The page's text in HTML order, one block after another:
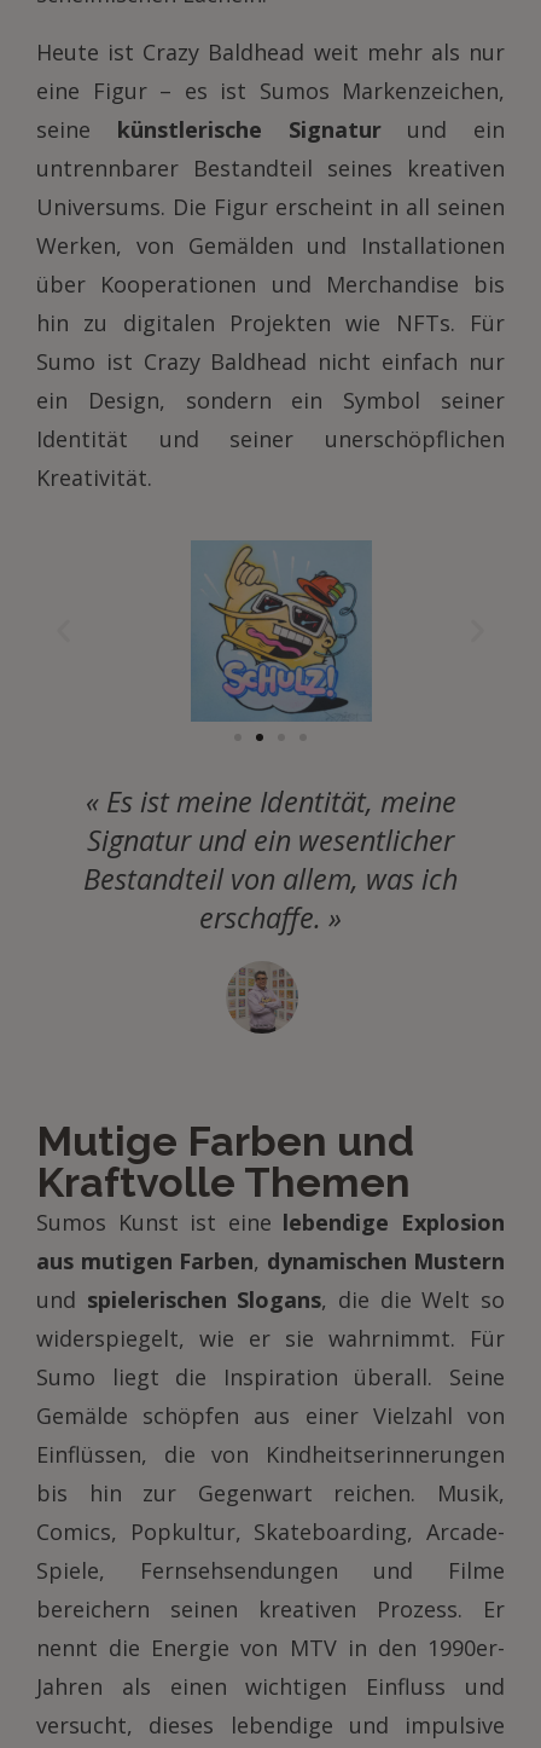
Heute ist Crazy Baldhead weit mehr als nur
eine Figur – es ist Sumos Markenzeichen,
seine künstlerische Signaturund ein
untrennbarer Bestandteil seines kreativen
Universums. Die Figur erscheint in all seinen
Werken, von Gemälden und Installationen
über Kooperationen und Merchandise bis
hin zu digitalen Projekten wie NFTs. Für
Sumo ist Crazy Baldhead nicht einfach nur
ein Design, sondern ein Symbol seiner
Identität und seiner unerschöpflichen
Kreativität.
« Es ist meine Identität, meine
Signatur und ein wesentlicher
Bestandteil von allem, was ich
erschaffe. »
Mutige Farben und
Kraftvolle Themen
Sumos Kunst ist eine lebendige Explosion
aus mutigen Farben, dynamischen Mustern
und spielerischen Slogans, die die Welt so
widerspiegelt, wie er sie wahrnimmt. Für
Sumo liegt die Inspiration überall. Seine
Gemälde schöpfen aus einer Vielzahl von
Einflüssen, die von Kindheitserinnerungen
bis hin zur Gegenwart reichen. Musik,
Comics, Popkultur, Skateboarding, Arcade-
Spiele, Fernsehsendungen und Filme
bereichern seinen kreativen Prozess. Er
nennt die Energie von MTV in den 1990er-
Jahren als einen wichtigen Einfluss und
versucht, dieses lebendige und impulsive